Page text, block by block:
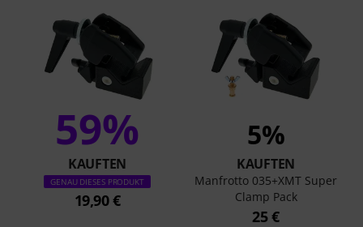
59%
KAUFTEN
GENAU DIESES PRODUKT
19,90 €
5%
KAUFTEN
Manfrotto 035+XMT Super
Clamp Pack
25 €